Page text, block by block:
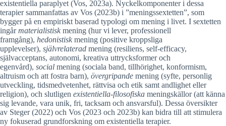
existentiella paraplyet (Vos, 2023a). Nyckelkomponenter i dessa
terapier sammanfattas av Vos (2023b) i ”meningssextetten”, som
bygger på en empiriskt baserad typologi om mening i livet. I sextetten
ingårmaterialistisk mening (hur vi lever, professionell
framgång), hedonistisk mening (positive kroppsliga
upplevelser), självrelaterad mening (resiliens, self-efficacy,
självacceptans, autonomi, kreativa uttrycksformer och
egenvård), social mening (sociala band, tillhörighet, konformism,
altruism och att fostra barn), övergripande mening (syfte, personlig
utveckling, tidsmedvetenhet, rättvisa och etik samt andlighet eller
religion), och slutligen existentiella-filosofiska meningskällor (att känna
sig levande, vara unik, fri, tacksam och ansvarsful). Dessa översikter
av Steger (2022) och Vos (2023 och 2023b) kan bidra till att stimulera
ny fokuserad grundforskning om existentiella terapier.